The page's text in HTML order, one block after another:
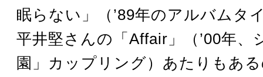
眠らない」（’89年のアルバムタ
平井堅さんの「Affair」（’00年、
園」カップリング）あたりもあ